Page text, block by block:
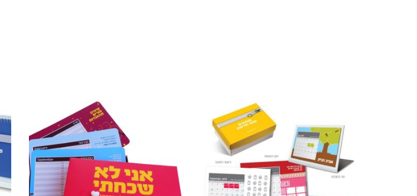
מוצרים קשורים